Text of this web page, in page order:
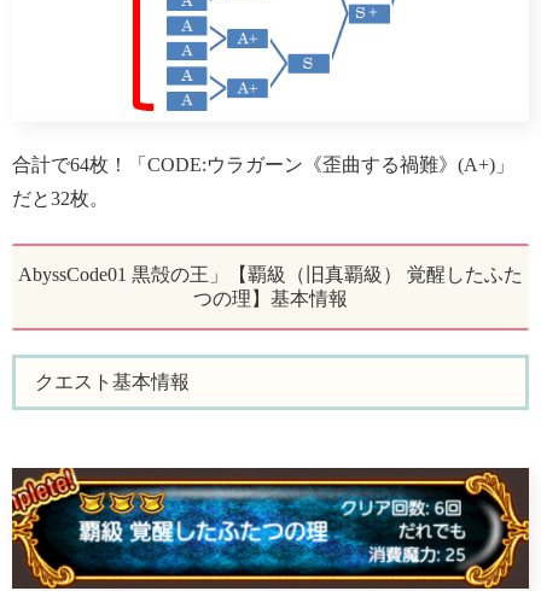
合計で64枚！「CODE:ウラガーン《歪曲する禍難》(A+)」
だと32枚。
AbyssCode01 黒殻の王」【覇級（旧真覇級） 覚醒したふた
つの理】基本情報
クエスト基本情報